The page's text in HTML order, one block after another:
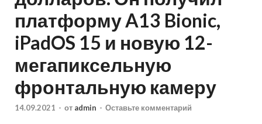
платформу A13 Bionic,
iPadOS 15 и новую 12-
мегапиксельную
фронтальную камеру
14.09.2021 - от admin - Оставьте комментарий